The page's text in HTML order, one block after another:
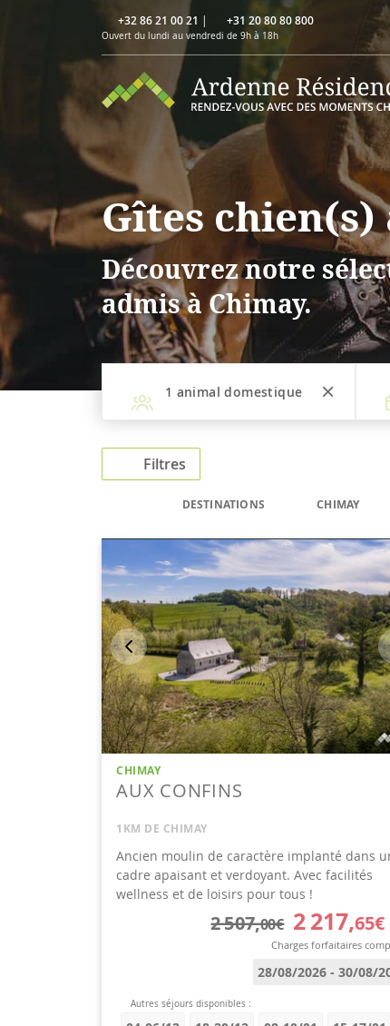
+32 86 21 00 21 | +31 20 80 80 800
Ouvert du lundi au vendredi de 9h à 18h
Gîtes chien(s)
Découvrez notre
admis à Chimay.
1 animal domestique
Filtres
DESTINATIONS CHIMAY